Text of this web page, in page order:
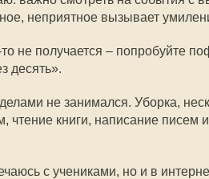
неприятное вызывает
не получается – попробуйте
десять».
не занимался. Уборка,
чтение книги, написание писем
с учениками, но и в